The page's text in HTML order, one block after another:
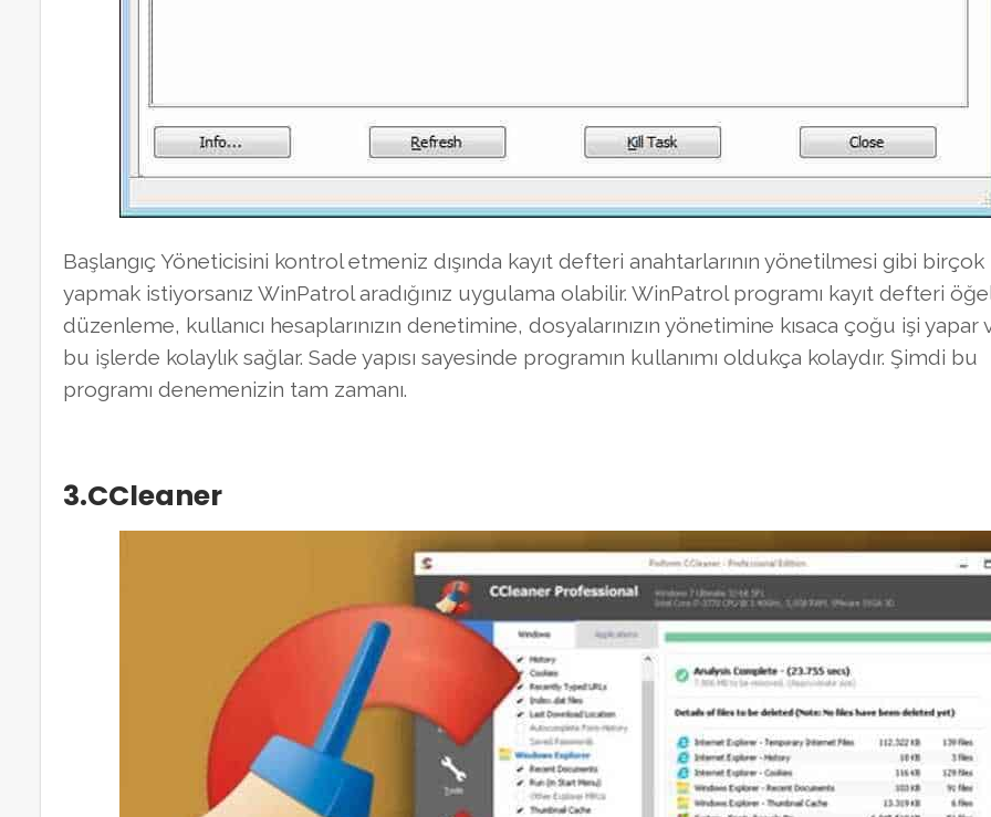
Başlangıç Yöneticisini kontrol etmeniz dışında kayıt defteri anahtarlarının yönetilmesi gibi
yapmak istiyorsanız WinPatrol aradığınız uygulama olabilir. WinPatrol programı kayıt defteri
düzenleme, kullanıcı hesaplarınızın denetimine, dosyalarınızın yönetimine kısaca çoğu işi yapar
bu işlerde kolaylık sağlar. Sade yapısı sayesinde programın kullanımı oldukça kolaydır. Şimdi bu
programı denemenizin tam zamanı.
3.CCleaner